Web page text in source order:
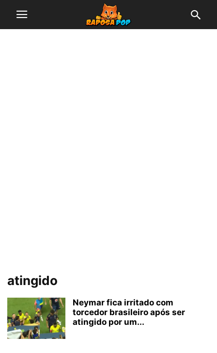
atingido
Neymar fica irritado com
torcedor brasileiro após ser
atingido por um...